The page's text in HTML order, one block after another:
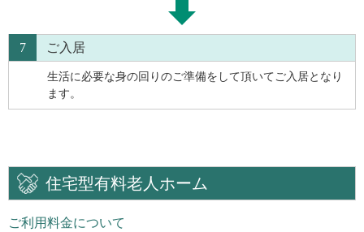
7 ご入居
生活に必要な身の回りのご準備をして頂いてご入居となり
ます。
住宅型有料老人ホーム
ご利用料金について